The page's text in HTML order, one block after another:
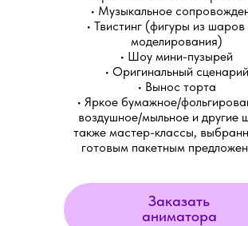
• Музыкальное
• Твистинг (фигуры из шаров
моделирования)
• Шоу мини-пузырей
• Оригинальный сценарий
• Вынос торта
• Яркое бумажное/
воздушное/мыльное и другие
также мастер-классы,
готовым пакетным
Заказать
аниматора